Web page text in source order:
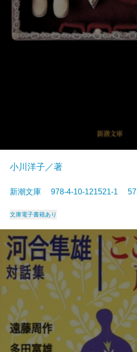
小川洋子／著
新潮文庫 978-4-10-121521-1
文庫電子書籍あり